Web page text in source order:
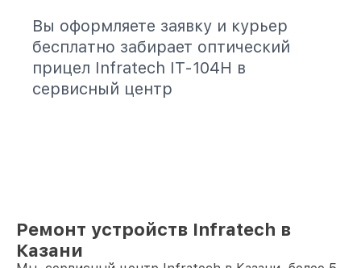
Вы оформляете заявку и курьер
бесплатно забирает оптический
прицел Infratech IT-104H в
сервисный центр
Ремонт устройств Infratech в
Казани